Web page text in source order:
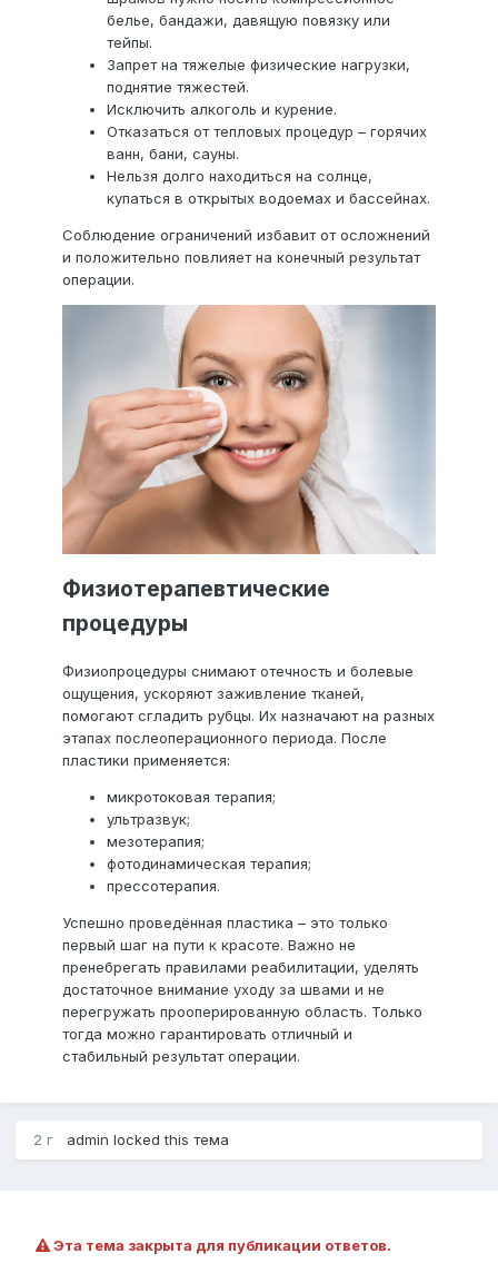
белье, бандажи, давящую повязку или
тейпы.
Запрет на тяжелые физические нагрузки,
поднятие тяжестей.
Исключить алкоголь и курение.
Отказаться от тепловых процедур – горячих
ванн, бани, сауны.
Нельзя долго находиться на солнце,
купаться в открытых водоемах и бассейнах.
Соблюдение ограничений избавит от осложнений
и положительно повлияет на конечный результат
операции.
Физиотерапевтические
процедуры
Физиопроцедуры снимают отечность и болевые
ощущения, ускоряют заживление тканей,
помогают сгладить рубцы. Их назначают на разных
этапах послеоперационного периода. После
пластики применяется:
микротоковая терапия;
ультразвук;
мезотерапия;
фотодинамическая терапия;
прессотерапия.
Успешно проведённая пластика – это только
первый шаг на пути к красоте. Важно не
пренебрегать правилами реабилитации, уделять
достаточное внимание уходу за швами и не
перегружать прооперированную область. Только
тогда можно гарантировать отличный и
стабильный результат операции.
2 г admin locked this тема
Эта тема закрыта для публикации ответов.